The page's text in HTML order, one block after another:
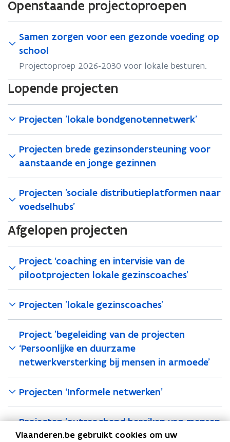
Openstaande projectoproepen
Samen zorgen voor een gezonde voeding op
school
Projectoproep 2026-2030 voor lokale besturen.
Lopende projecten
Projecten 'lokale bondgenotennetwerk'
Projecten brede gezinsondersteuning voor
aanstaande en jonge gezinnen
Projecten 'sociale distributieplatformen naar
voedselhubs'
Afgelopen projecten
Project ‘coaching en intervisie van de
pilootprojecten lokale gezinscoaches’
Projecten 'lokale gezinscoaches'
Project 'begeleiding van de projecten
‘Persoonlijke en duurzame
netwerkversterking bij mensen in armoede’
Projecten ‘Informele netwerken’
Projecten 'outreachend bereiken van mensen
in armoede'
Vlaanderen.be gebruikt cookies om uw